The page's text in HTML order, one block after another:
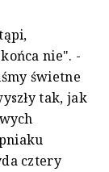
nie". -
świetne
tak, jak
cztery